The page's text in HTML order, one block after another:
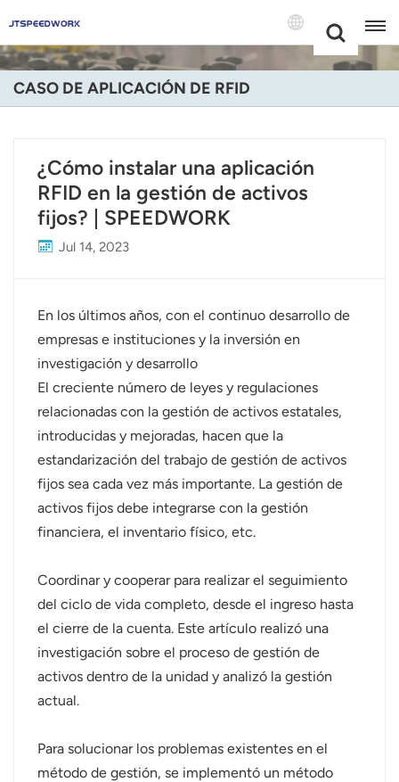
+86 -18681515767
English
Deutsch
Русский
Español
Português
Nederland
عربي
日语
한국어
Ελληνικά
Melayu
Polski
Tiếng Việt
CASO DE APLICACIÓN DE RFID
¿Cómo instalar una aplicación
RFID en la gestión de activos
fijos? | SPEEDWORK
Jul 14, 2023
En los últimos años, con el continuo desarrollo de
empresas e instituciones y la inversión en
investigación y desarrollo
El creciente número de leyes y regulaciones
relacionadas con la gestión de activos estatales,
introducidas y mejoradas, hacen que la
estandarización del trabajo de gestión de activos
fijos sea cada vez más importante. La gestión de
activos fijos debe integrarse con la gestión
financiera, el inventario físico, etc.
Coordinar y cooperar para realizar el seguimiento
del ciclo de vida completo, desde el ingreso hasta
el cierre de la cuenta. Este artículo realizó una
investigación sobre el proceso de gestión de
activos dentro de la unidad y analizó la gestión
actual.
Para solucionar los problemas existentes en el
método de gestión, se implementó un método